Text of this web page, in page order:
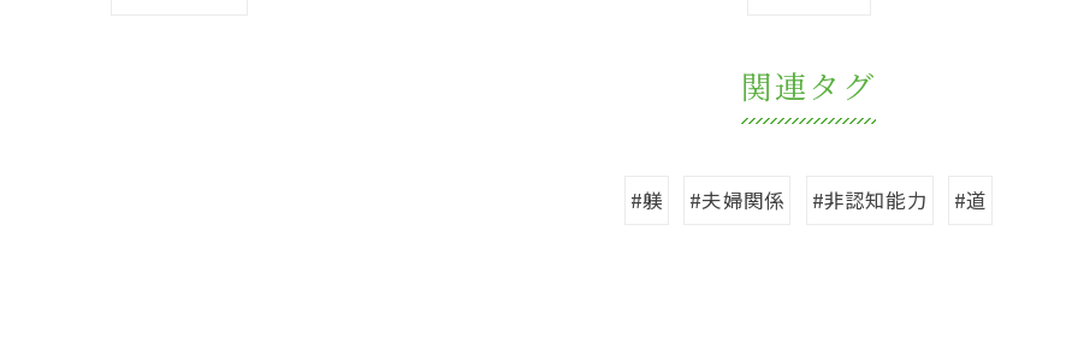
関連タグ
#躾 #夫婦関係 #非認知能力 #道